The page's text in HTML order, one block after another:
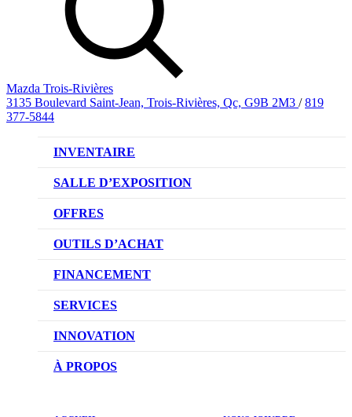
Mazda Trois-Rivières
3135 Boulevard Saint-Jean, Trois-Rivières, Qc, G9B 2M3 / 819
377-5844
INVENTAIRE
VÉHICULES NEUFS
VÉHICULES D’OCCASION
SALLE D’EXPOSITION
OFFRES
OFFRES DU CONCESSIONNAIRE
OUTILS D’ACHAT
CONFIGUREZ VOTRE VÉHICULE
RÉSERVEZ UN ESSAI ROUTIER
DEMANDEZ UN PRIX
FINANCEMENT
NOTRE DIFFÉRENCE
DEMANDE DE CRÉDIT AUTO
SERVICES
NOTRE PROMESSE
PRENDRE UN RENDEZ-VOUS
INNOVATION
TECHNOLOGIE SKYACTIV
À PROPOS